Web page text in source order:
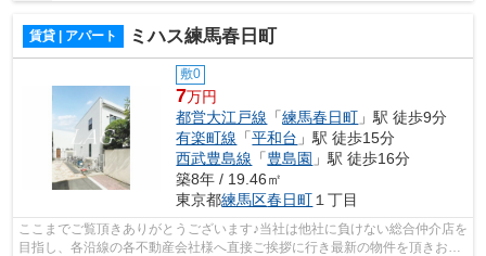
賃貸 | アパート ミハス練馬春日町
敷0
7万円
都営大江戸線 「練馬春日町 」駅 徒歩9分
有楽町線 「平和台 」駅 徒歩15分
西武豊島線 「豊島園 」駅 徒歩16分
築8年 / 19.46㎡
東京都練馬区春日町 １丁目
ここまでご覧頂きありがとうございます♪当社は他社に負けない総合仲介店を
目指し、各沿線の各不動産会社様へ直接ご挨拶に行き最新の物件を頂きお客